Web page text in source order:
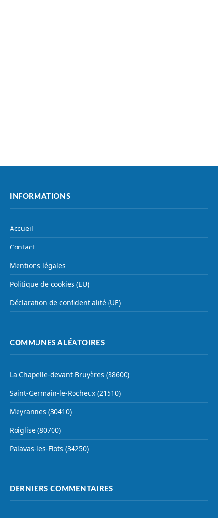
INFORMATIONS
Accueil
Contact
Mentions légales
Politique de cookies (EU)
Déclaration de confidentialité (UE)
COMMUNES ALÉATOIRES
La Chapelle-devant-Bruyères (88600)
Saint-Germain-le-Rocheux (21510)
Meyrannes (30410)
Roiglise (80700)
Palavas-les-Flots (34250)
DERNIERS COMMENTAIRES